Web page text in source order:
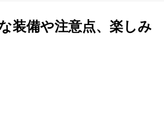
装備や注意点、楽しみ